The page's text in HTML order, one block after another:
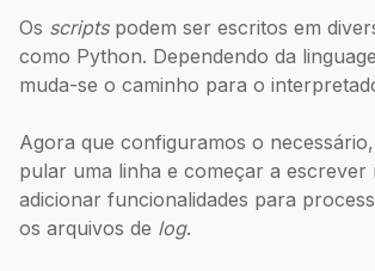
Os scriptspodem ser escritos em
como Python. Dependendo da
muda-se o caminho para o
Agora que configuramos o
pular uma linha e começar a escrever
adicionar funcionalidades para
os arquivos de log.